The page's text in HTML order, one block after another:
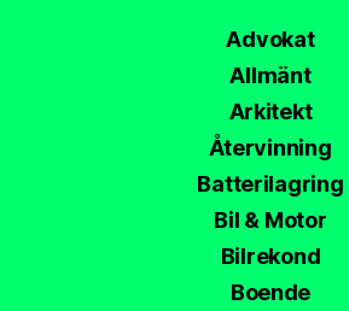
Advokat
Allmänt
Arkitekt
Återvinning
Batterilagring
Bil & Motor
Bilrekond
Boende